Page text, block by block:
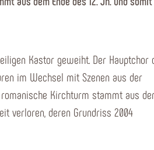
Kastor geweiht. Der Hauptchor
im Wechsel mit Szenen aus der
Kirchturm stammt aus
verloren, deren Grundriss 2004